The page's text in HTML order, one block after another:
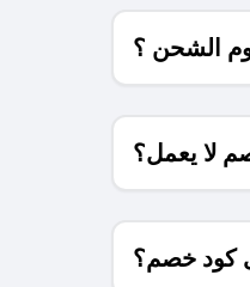
الشحن ؟
لا يعمل؟
كود خصم؟